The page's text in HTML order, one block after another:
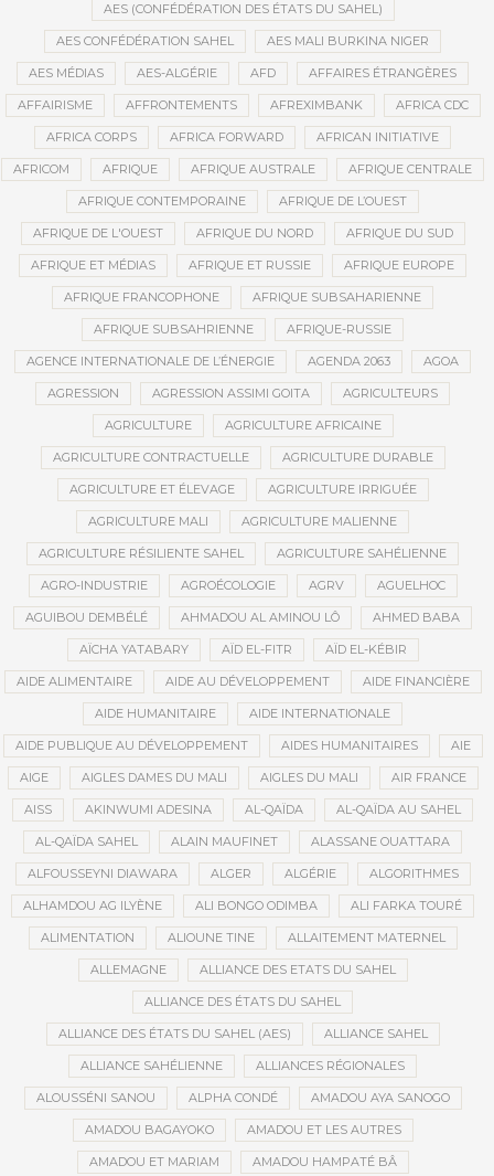
AES (CONFÉDÉRATION DES ÉTATS DU SAHEL)
AES CONFÉDÉRATION SAHEL AES MALI BURKINA NIGER
AES MÉDIAS AES-ALGÉRIE AFD AFFAIRES ÉTRANGÈRES
AFFAIRISME AFFRONTEMENTS AFREXIMBANK AFRICA CDC
AFRICA CORPS AFRICA FORWARD AFRICAN INITIATIVE
AFRICOM AFRIQUE AFRIQUE AUSTRALE AFRIQUE CENTRALE
AFRIQUE CONTEMPORAINE AFRIQUE DE L’OUEST
AFRIQUE DE L'OUEST AFRIQUE DU NORD AFRIQUE DU SUD
AFRIQUE ET MÉDIAS AFRIQUE ET RUSSIE AFRIQUE EUROPE
AFRIQUE FRANCOPHONE AFRIQUE SUBSAHARIENNE
AFRIQUE SUBSAHRIENNE AFRIQUE-RUSSIE
AGENCE INTERNATIONALE DE L’ÉNERGIE AGENDA 2063 AGOA
AGRESSION AGRESSION ASSIMI GOITA AGRICULTEURS
AGRICULTURE AGRICULTURE AFRICAINE
AGRICULTURE CONTRACTUELLE AGRICULTURE DURABLE
AGRICULTURE ET ÉLEVAGE AGRICULTURE IRRIGUÉE
AGRICULTURE MALI AGRICULTURE MALIENNE
AGRICULTURE RÉSILIENTE SAHEL AGRICULTURE SAHÉLIENNE
AGRO-INDUSTRIE AGROÉCOLOGIE AGRV AGUELHOC
AGUIBOU DEMBÉLÉ AHMADOU AL AMINOU LÔ AHMED BABA
AÏCHA YATABARY AÏD EL-FITR AÏD EL-KÉBIR
AIDE ALIMENTAIRE AIDE AU DÉVELOPPEMENT AIDE FINANCIÈRE
AIDE HUMANITAIRE AIDE INTERNATIONALE
AIDE PUBLIQUE AU DÉVELOPPEMENT AIDES HUMANITAIRES AIE
AIGE AIGLES DAMES DU MALI AIGLES DU MALI AIR FRANCE
AISS AKINWUMI ADESINA AL-QAÏDA AL-QAÏDA AU SAHEL
AL-QAÏDA SAHEL ALAIN MAUFINET ALASSANE OUATTARA
ALFOUSSEYNI DIAWARA ALGER ALGÉRIE ALGORITHMES
ALHAMDOU AG ILYÈNE ALI BONGO ODIMBA ALI FARKA TOURÉ
ALIMENTATION ALIOUNE TINE ALLAITEMENT MATERNEL
ALLEMAGNE ALLIANCE DES ETATS DU SAHEL
ALLIANCE DES ÉTATS DU SAHEL
ALLIANCE DES ÉTATS DU SAHEL (AES) ALLIANCE SAHEL
ALLIANCE SAHÉLIENNE ALLIANCES RÉGIONALES
ALOUSSÉNI SANOU ALPHA CONDÉ AMADOU AYA SANOGO
AMADOU BAGAYOKO AMADOU ET LES AUTRES
AMADOU ET MARIAM AMADOU HAMPATÉ BÂ